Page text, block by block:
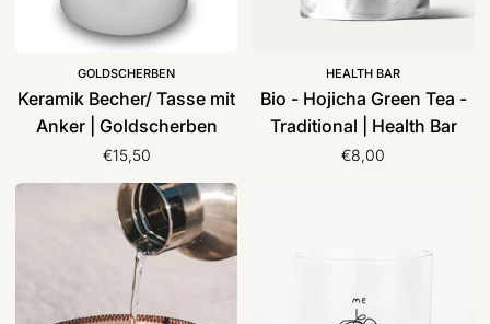
GOLDSCHERBEN
Keramik Becher/ Tasse mit
Anker | Goldscherben
€15,50
HEALTH BAR
Bio - Hojicha Green Tea -
Traditional | Health Bar
€8,00
Wiederverwendbarer